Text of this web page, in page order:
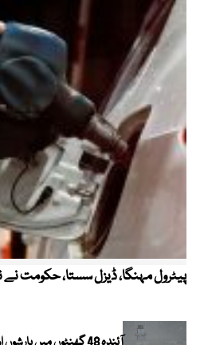
پیٹرول مہنگا، ڈیزل سستا، حکومت نے